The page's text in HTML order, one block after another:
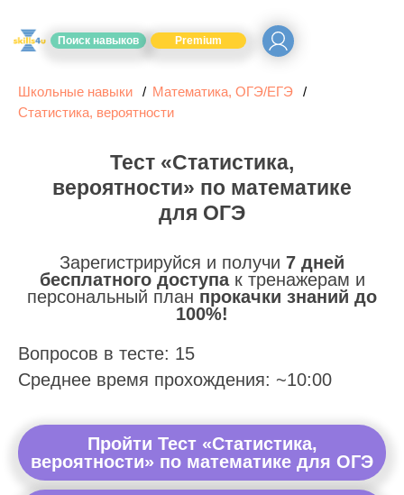
Поиск навыков Premium
Школьные навыки
Математика, ОГЭ/ЕГЭ
Статистика, вероятности
Тест «Статистика,
вероятности» по математике
для ОГЭ
Зарегистрируйся и получи 7 дней
бесплатного доступак тренажерам и
персональный план прокачки знаний до
100%!
Вопросов в тесте: 15
Среднее время прохождения: ~10:00
Пройти Тест «Статистика,
вероятности» по математике для ОГЭ